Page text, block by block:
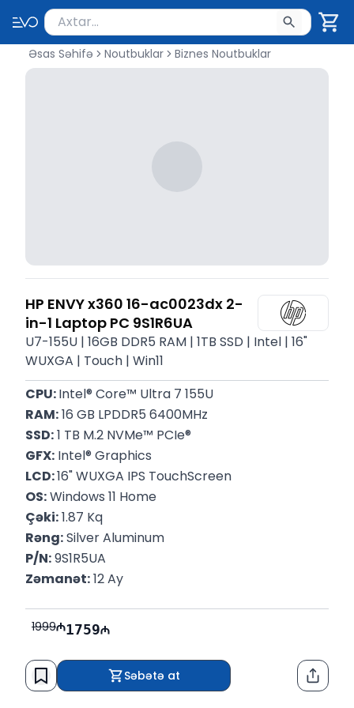
Məhsul axtar
Axtarış üçün ən azı 2 simvol yazın. Göndərmək
Əsas Səhifə Noutbuklar Biznes Noutbuklar
HP ENVY x360 16-ac0023dx 2-
in-1 Laptop PC 9S1R6UA
U7-155U | 16GB DDR5 RAM | 1TB SSD | Intel | 16"
WUXGA | Touch | Win11
CPU: Intel® Core™ Ultra 7 155U
RAM: 16 GB LPDDR5 6400MHz
SSD: 1 TB M.2 NVMe™ PCIe®
GFX: ‎Intel® Graphics
LCD: 16" WUXGA IPS TouchScreen
OS: Windows 11 Home
Çəki: 1.87 Kq
Rəng: Silver Aluminum
P/N: 9S1R5UA
Zəmanət: 12 Ay
1999 1759
Səbətə at